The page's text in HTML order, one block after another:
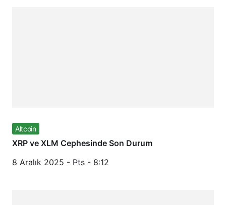
Altcoin
XRP ve XLM Cephesinde Son Durum
8 Aralık 2025 - Pts - 8:12